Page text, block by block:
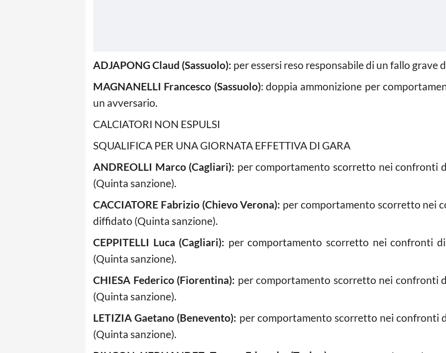
ADJAPONG Claud (Sassuolo): per essersi reso responsabile di un fallo grave
MAGNANELLI Francesco (Sassuolo): doppia ammonizione per
un avversario.
CALCIATORI NON ESPULSI
SQUALIFICA PER UNA GIORNATA EFFETTIVA DI GARA
ANDREOLLI Marco (Cagliari): per comportamento scorretto nei confronti
(Quinta sanzione).
CACCIATORE Fabrizio (Chievo Verona): per comportamento scorretto nei
diffidato (Quinta sanzione).
CEPPITELLI Luca (Cagliari): per comportamento scorretto nei confronti
(Quinta sanzione).
CHIESA Federico (Fiorentina): per comportamento scorretto nei confronti
(Quinta sanzione).
LETIZIA Gaetano (Benevento): per comportamento scorretto nei confronti
(Quinta sanzione).